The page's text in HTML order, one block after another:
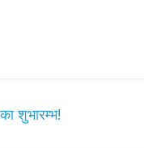
शुभारम्भ!